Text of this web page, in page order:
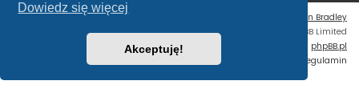
Dowiedz się więcej
Akceptuję!
Ian Bradley
Technologię dostarczaphpBB® Forum Software © phpBB Limited
Polski pakiet językowy dostarcza phpBB.pl
Zasady ochrony danych osobowych
Regulamin